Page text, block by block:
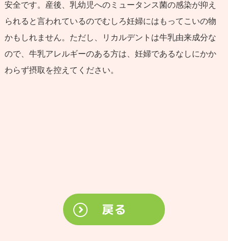
安全です。産後、乳幼児へのミュータンス菌の感染が抑え
られると言われているのでむしろ妊婦にはもってこいの物
かもしれません。ただし、リカルデントは牛乳由来成分な
ので、牛乳アレルギーのある方は、妊婦であるなしにかか
わらず摂取を控えてください。
戻る